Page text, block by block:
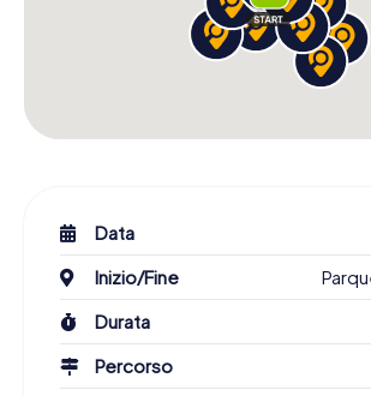
Data
Inizio/Fine
Durata
Percorso